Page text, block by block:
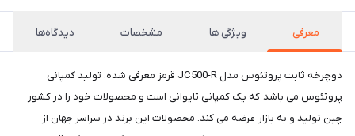
معرفی ویژگی ها مشخصات دیدگاه‌ها
دوچرخه ثابت پروتئوس مدل JC500-R قرمز معرفی شده، تولید کمپانی
پروتئوس می باشد که یک کمپانی تایوانی است و محصولات خود را در کشور
چین تولید و به بازار عرضه می کند. محصولات این برند در سراسر جهان از